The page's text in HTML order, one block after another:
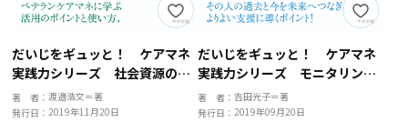
だいじをギュッと！ ケアマネ
実践力シリーズ 社会資源の活
かし方 サービスを上手につな
ぐコツ
著 者：渡邉浩文＝著
発行日：2019年11月20日
だいじをギュッと！ ケアマネ
実践力シリーズ モニタリン
グ 準備から実践の流れ、事後
対応まで
著 者： 吉田光子＝著
発行日： 2019年09月20日